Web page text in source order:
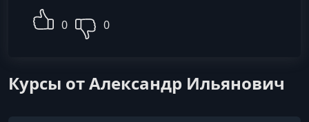
0 0
Курсы от Александр Ильянович